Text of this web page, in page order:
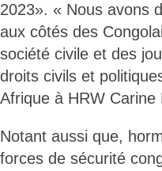
2023». « Nous avons
aux côtés des
société civile et des
droits civils et
Afrique à HRW Carine
Notant aussi que,
forces de sécurité